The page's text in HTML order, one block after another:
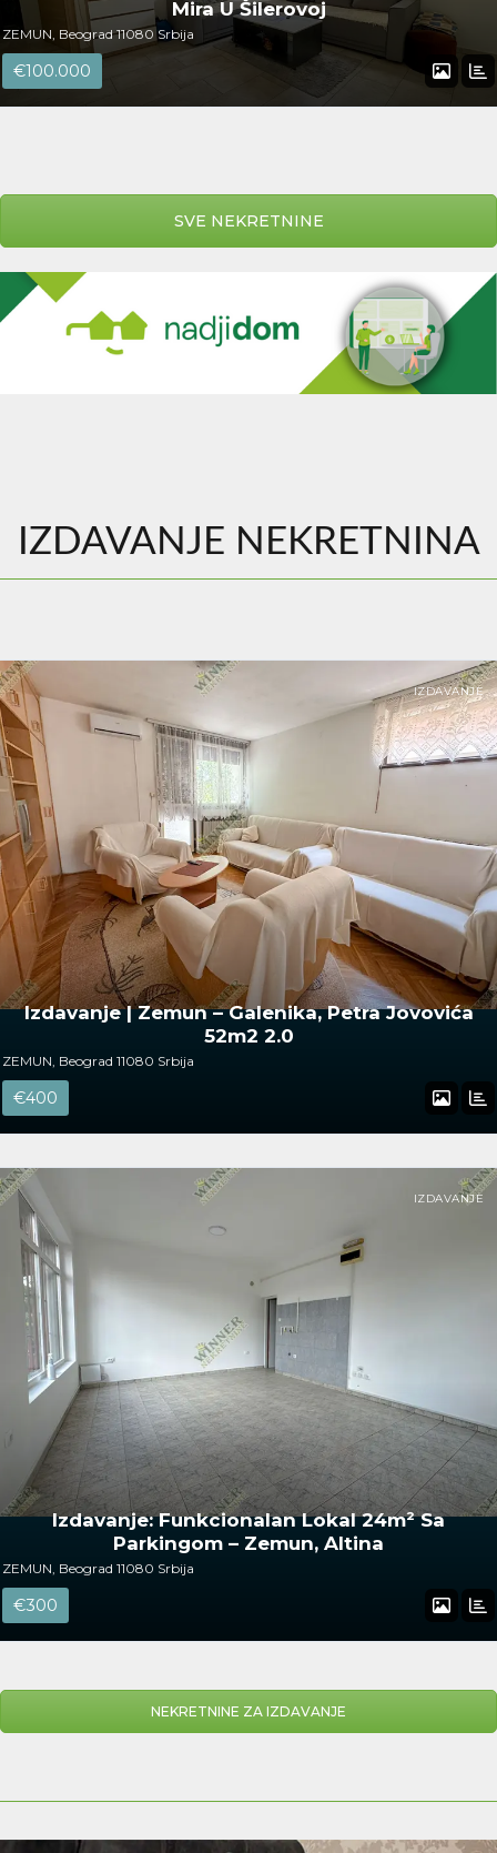
Mira U Šilerovoj
ZEMUN, Beograd 11080 Srbija
€100.000
SVE NEKRETNINE
IZDAVANJE NEKRETNINA
IZDAVANJE
Izdavanje | Zemun – Galenika, Petra Jovovića
52m2 2.0
ZEMUN, Beograd 11080 Srbija
€400
IZDAVANJE
Izdavanje: Funkcionalan Lokal 24m² Sa
Parkingom – Zemun, Altina
ZEMUN, Beograd 11080 Srbija
€300
NEKRETNINE ZA IZDAVANJE